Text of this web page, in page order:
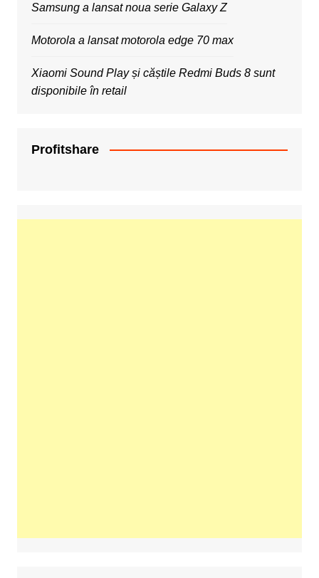
Samsung a lansat noua serie Galaxy Z
Motorola a lansat motorola edge 70 max
Xiaomi Sound Play și căștile Redmi Buds 8 sunt
disponibile în retail
Profitshare